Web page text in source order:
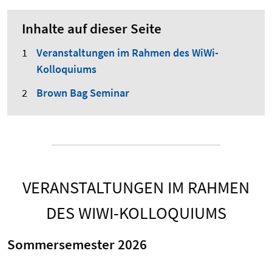
Inhalte auf dieser Seite
Veranstaltungen im Rahmen des WiWi-
Kolloquiums
Brown Bag Seminar
VERANSTALTUNGEN IM RAHMEN
DES WIWI-KOLLOQUIUMS
Sommersemester 2026